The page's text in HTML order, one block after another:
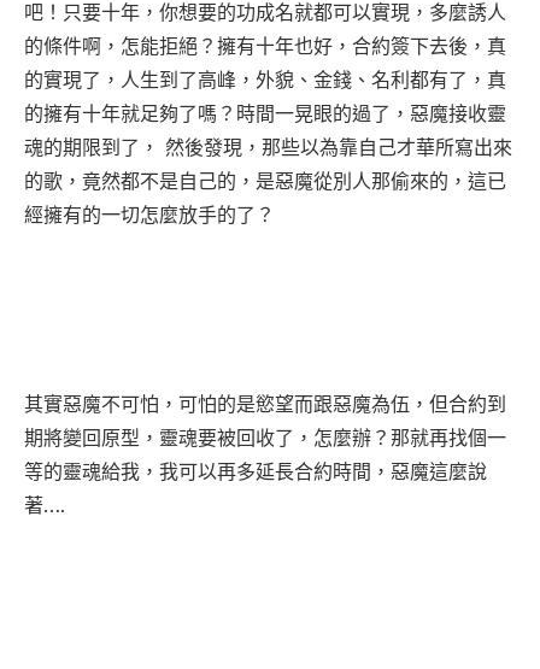
吧！只要十年，你想要的功成名就都可以實現，多麼誘人
的條件啊，怎能拒絕？擁有十年也好，合約簽下去後，真
的實現了，人生到了高峰，外貌、金錢、名利都有了，真
的擁有十年就足夠了嗎？時間一晃眼的過了，惡魔接收靈
魂的期限到了， 然後發現，那些以為靠自己才華所寫出來
的歌，竟然都不是自己的，是惡魔從別人那偷來的，這已
經擁有的一切怎麼放手的了？
其實惡魔不可怕，可怕的是慾望而跟惡魔為伍，但合約到
期將變回原型，靈魂要被回收了，怎麼辦？那就再找個一
等的靈魂給我，我可以再多延長合約時間，惡魔這麼說
著….